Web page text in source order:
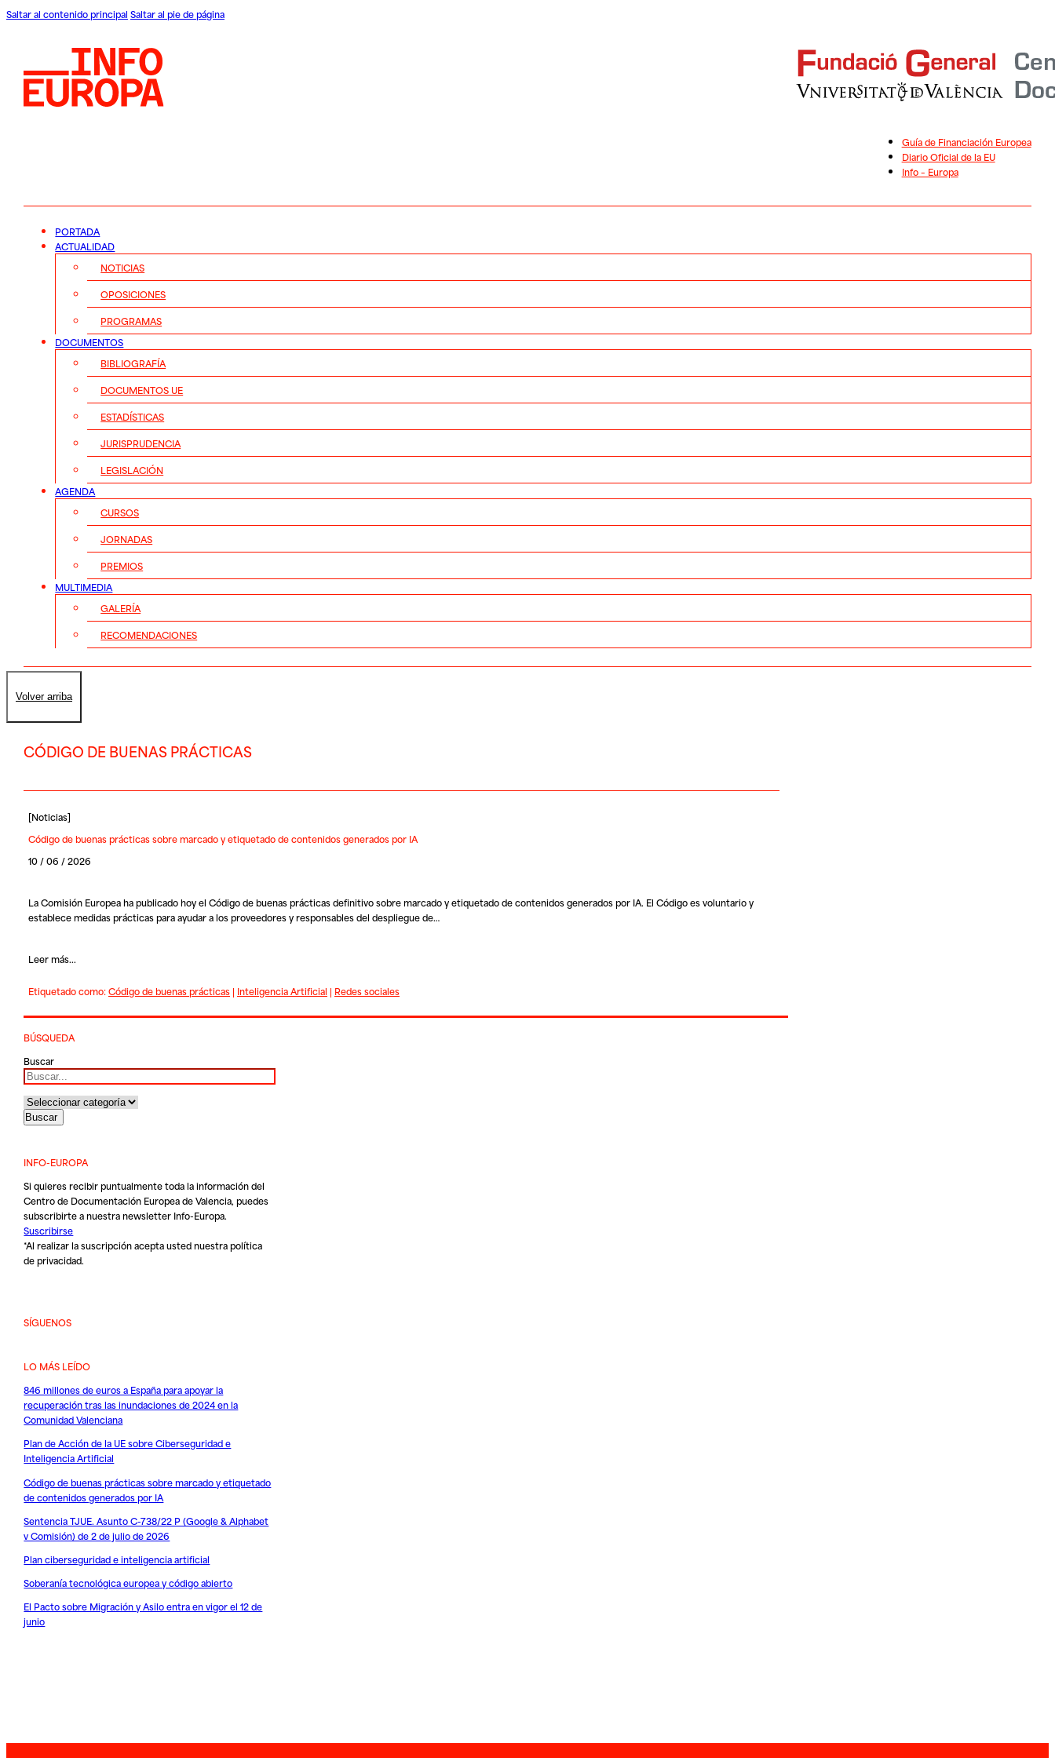
Saltar al contenido principal Saltar al pie de página
Guía de Financiación Europea
Diario Oficial de la EU
Info – Europa
PORTADA
ACTUALIDAD
NOTICIAS
OPOSICIONES
PROGRAMAS
DOCUMENTOS
BIBLIOGRAFÍA
DOCUMENTOS UE
ESTADÍSTICAS
JURISPRUDENCIA
LEGISLACIÓN
AGENDA
CURSOS
JORNADAS
PREMIOS
MULTIMEDIA
GALERÍA
RECOMENDACIONES
Volver arriba
CÓDIGO DE BUENAS PRÁCTICAS
[Noticias]
Código de buenas prácticas sobre marcado y etiquetado de contenidos generados por IA
10 / 06 / 2026
La Comisión Europea ha publicado hoy el Código de buenas prácticas definitivo sobre marcado y etiquetado de contenidos generados por IA. El Código es voluntario y
establece medidas prácticas para ayudar a los proveedores y responsables del despliegue de…
Leer más...
Etiquetado como:Código de buenas prácticas| Inteligencia Artificial | Redes sociales
BÚSQUEDA
Buscar
INFO-EUROPA
Si quieres recibir puntualmente toda la información del
Centro de Documentación Europea de Valencia, puedes
subscribirte a nuestra newsletter Info-Europa.
Suscribirse
*Al realizar la suscripción acepta usted nuestrapolítica
de privacidad.
SÍGUENOS
LO MÁS LEÍDO
846 millones de euros a España para apoyar la
recuperación tras las inundaciones de 2024 en la
Comunidad Valenciana
Plan de Acción de la UE sobre Ciberseguridad e
Inteligencia Artificial
Código de buenas prácticas sobre marcado y etiquetado
de contenidos generados por IA
Sentencia TJUE. Asunto C-738/22 P (Google & Alphabet
v Comisión) de 2 de julio de 2026
Plan ciberseguridad e inteligencia artificial
Soberanía tecnológica europea y código abierto
El Pacto sobre Migración y Asilo entra en vigor el 12 de
junio